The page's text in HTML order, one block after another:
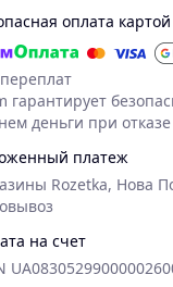
оплата картой
гарантирует
деньги при
платеж
Rozetka, Нова
на счет